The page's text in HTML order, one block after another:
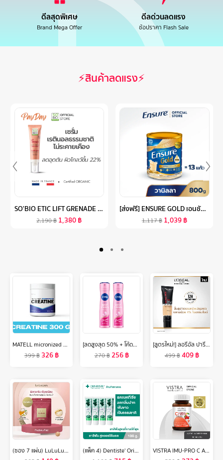
ดีลสุดพิเศษ
Brand Mega Offer
ดีลด่วนลดแรง
ช้อปราคา Flash Sale
⚡สินค้าลดแรง⚡
SO'BIO ETIC LIFT GRENADE SERUM เรตินอลธรรมชาติ ไม่ระคายเคือง ผิวเรียบเนียนโกลว์ (SB-045)
2,190฿ 1,380฿
[ส่งฟรี] ENSURE GOLD เอนชัวร์ โกลด์ กลิ่นวานิลลา 800G 1 กระป๋อง ENSURE GOLD VANILLA 800G X1
1,117฿ 1,039฿
MATELL micronized Creatine ไมโครไนซ์ ครีเอทีน 300 กรัม
399฿ 326฿
[ลดสูงสุด 50% + โค้ดลดเพิ่ม 20%]นีเวีย เพิร์ล แอนด์ บิวตี้ เชฟ เลส สเปรย์ ระงับกลิ่นกาย 150 มล. 2 ชิ้น NIVEA
270฿256฿
[สูตรใหม่!] ลอรีอัล ปารีส อินฟอลลิเบิล 32เอช แมท คัฟเวอร์ ฟาวเดชั่น (4% ไนอาซินาไมด์,ติดทนยาวนาน,กันน้ำ กันเหงื่อ,คุมมัน)
499฿409฿
(ซอง 7 แผ่น) LuLuLun Precious Moist Face mask ลูลูลูน แผ่นมาสก์หน้า สูตรผิวกระชับ อ่อนเยาว์ พรีเชียส มอยซ์
(แพ็ค 4) Dentiste' Original Toothpaste 100 g. ยาสีฟันเดนทิสเต้ ช่วยลดแบคทีเรีย ยับยั้งการสะสมของแบคทีเรียนานถึง 8 ชั่วโมง ลดกลิ่นปาก ลมหายใจหอมสดชื่น
VISTRA IMU-PRO C Acerola Cherry 2000 Plus (Bot-30 Tabs) - วิสทร้า ไอมู-โปร ซี อะเซโรลา เชอร์รี่ 2000 พลัส (30 เม็ด)